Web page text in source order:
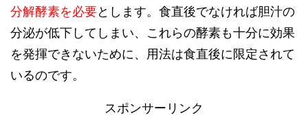
分解酵素を必要とします。食直後でなければ胆汁の
分泌が低下してしまい、これらの酵素も十分に効果
を発揮できないために、用法は食直後に限定されて
いるのです。
スポンサーリンク